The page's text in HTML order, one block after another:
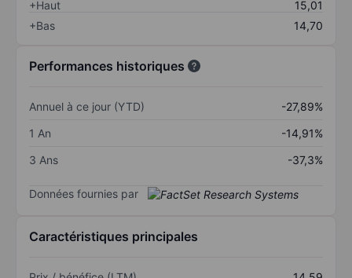
+Haut
15,01
+Bas
14,70
Performances historiques
Annuel à ce jour (YTD)
-27,89%
1 An
-14,91%
3 Ans
-37,3%
Données fournies par
Caractéristiques principales